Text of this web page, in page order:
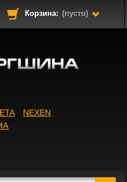
Корзина: (пусто)
NEXEN